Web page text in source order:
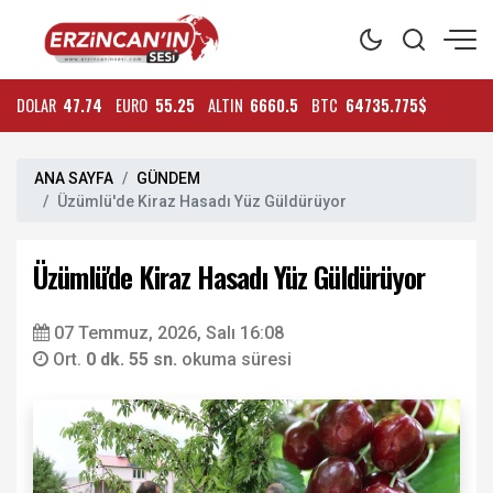
DOLAR 47.74 EURO 55.25 ALTIN 6660.5 BTC 64735.775$
ANA SAYFA
GÜNDEM
Üzümlü'de Kiraz Hasadı Yüz Güldürüyor
Üzümlü'de Kiraz Hasadı Yüz Güldürüyor
07 Temmuz, 2026, Salı 16:08
Ort. 0 dk. 55 sn. okuma süresi